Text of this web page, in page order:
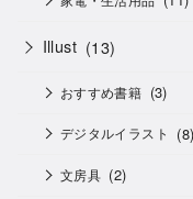
Illust (13)
おすすめ書籍 (3)
デジタルイラスト (8)
文房具 (2)